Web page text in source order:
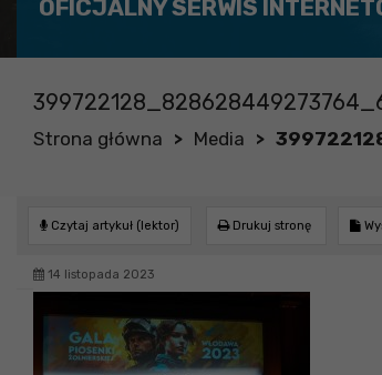
OFICJALNY SERWIS
Strona główna > Media >
Czytaj artykuł (lektor) Drukuj stronę
14 listopada 2023